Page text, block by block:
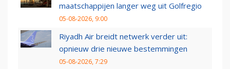
maatschappijen langer weg uit Golfregio
05-08-2026, 9:00
Riyadh Air breidt netwerk verder uit:
opnieuw drie nieuwe bestemmingen
05-08-2026, 7:29